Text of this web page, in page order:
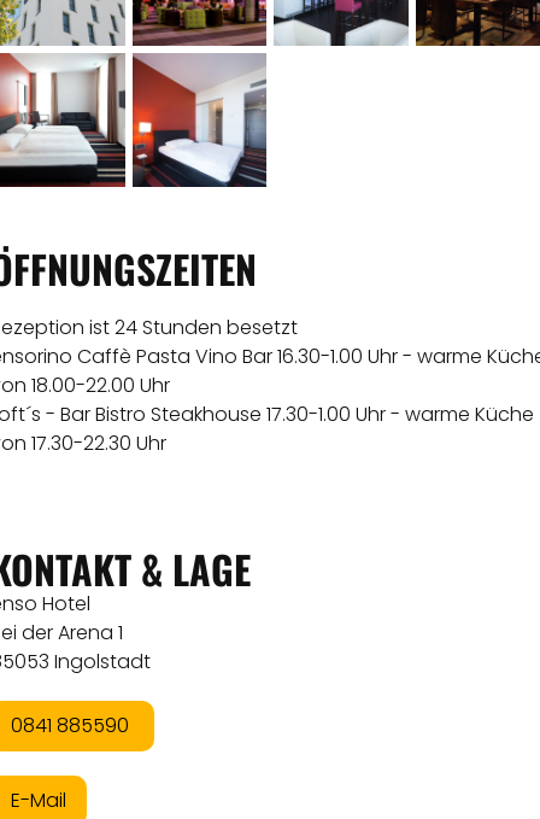
ist 24 Stunden besetzt
Caffè Pasta Vino Bar 16.30-1.00 Uhr - warme
18.00-22.00 Uhr
- Bar Bistro Steakhouse 17.30-1.00 Uhr - warme Küche
17.30-22.30 Uhr
& LAGE
Hotel
der Arena 1
Ingolstadt
0841 885590
E-Mail